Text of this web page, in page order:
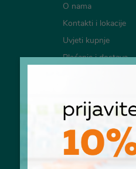
O nama
Kontakti i lokacije
Uvjeti kupnje
Plaćanje i dostava
Pravila privatnosti
RASKID UGOVORA